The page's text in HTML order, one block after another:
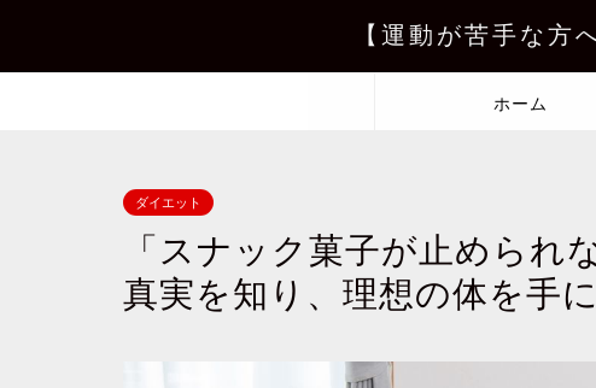
【運動が苦手な方
ホーム
ダイエット
「スナック菓子が止めら
真実を知り、理想の体を手